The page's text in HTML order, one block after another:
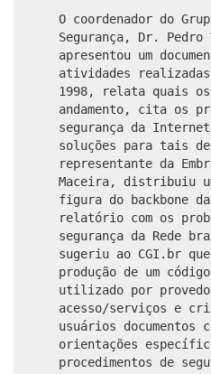
O coordenador do
Segurança, Dr. Pedro
apresentou um
atividades
1998, relata quais
andamento, cita os
segurança da
soluções para tais
representante da
Maceira, distribuiu
figura do backbone da
relatório com os
segurança da Rede
sugeriu ao CGI.br
produção de um
utilizado por
acesso/serviços e
usuários documentos
orientações
procedimentos de